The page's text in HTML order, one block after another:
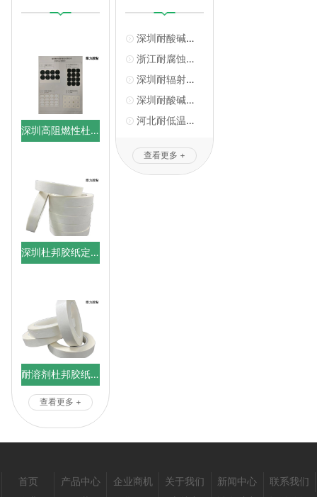
深圳高阻燃性杜邦胶纸多少钱
深圳杜邦胶纸定制
耐溶剂杜邦胶纸生产厂家
查看更多 +
深圳耐酸碱杜邦胶纸供应商推荐
浙江耐腐蚀防火胶纸厂家直供
深圳耐辐射防火胶纸批发
深圳耐酸碱杜邦胶纸批发
河北耐低温防火胶纸批发价
查看更多 +
首页 产品中心 企业商机 关于我们 新闻中心
联系我们